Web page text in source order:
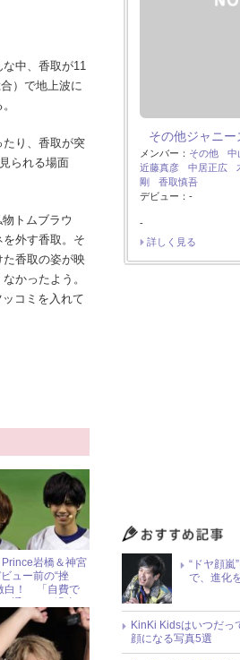
中、香取が11
）で地上波に
り、香取が突
られる場面
トムブラウ
外す香取。そ
香取の姿が映
かったよう。
コミを入れて
Prince岩橋＆神宮
ュー前の“挫
白！ 「自費で
その他ジャニー
メンバー： その他 中
近藤真彦
中居正広
剛
香取慎吾
デビュー：-
-
詳しく見る
“ドヤ顔
で、進化
KinKi Kidsはいつだ
顔になる写真5選